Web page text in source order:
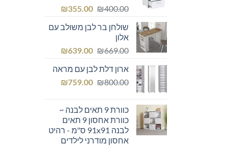
₪400.00
המחיר
היה:
₪355.00
המחיר
הוא:
שולחן בר לבן משולב עם
אלון
₪669.00
המחיר
היה:
₪669.00.
₪639.00
המחיר
הוא:
₪639.00.
ארון דלת לבן עם מראה
₪800.00
המחיר
₪800.00.
₪759.00
המחיר
₪759.00.כוורת 9 תאים לבנה ~
כוורת אחסון 9 תאים
לבנה 91x91 ס"מ - רהיט
אחסון מודרני לילדים